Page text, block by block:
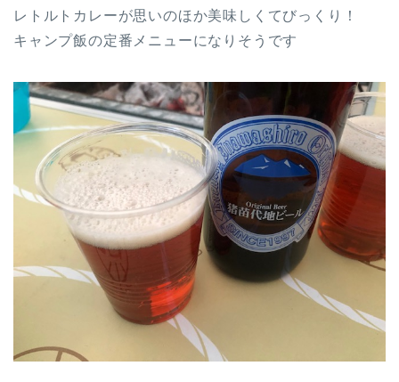
レトルトカレーが思いのほか美味しくてびっくり！
キャンプ飯の定番メニューになりそうです